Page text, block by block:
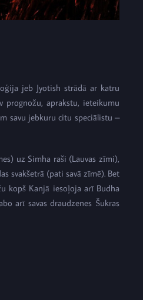
jeb Jyotish strādā ar katru
prognožu, aprakstu, ieteikumu
savu jebkuru citu speciālistu –
uz Simha raši (Lauvas zīmi),
svakšetrā (pati savā zīmē). Bet
kopš Kanjā iesoļoja arī Budha
arī savas draudzenes Šukras